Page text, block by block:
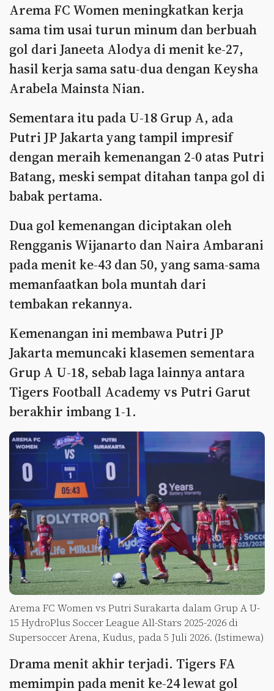
Arema FC Women meningkatkan kerja
sama tim usai turun minum dan berbuah
gol dari Janeeta Alodya di menit ke-27,
hasil kerja sama satu-dua dengan Keysha
Arabela Mainsta Nian.
Sementara itu pada U-18 Grup A, ada
Putri JP Jakarta yang tampil impresif
dengan meraih kemenangan 2-0 atas Putri
Batang, meski sempat ditahan tanpa gol di
babak pertama.
Dua gol kemenangan diciptakan oleh
Rengganis Wijanarto dan Naira Ambarani
pada menit ke-43 dan 50, yang sama-sama
memanfaatkan bola muntah dari
tembakan rekannya.
Kemenangan ini membawa Putri JP
Jakarta memuncaki klasemen sementara
Grup A U-18, sebab laga lainnya antara
Tigers Football Academy vs Putri Garut
berakhir imbang 1-1.
Arema FC Women vs Putri Surakarta dalam Grup A U-
15 HydroPlus Soccer League All-Stars 2025-2026 di
Supersoccer Arena, Kudus, pada 5 Juli 2026. (Istimewa)
Drama menit akhir terjadi. Tigers FA
memimpin pada menit ke-24 lewat gol